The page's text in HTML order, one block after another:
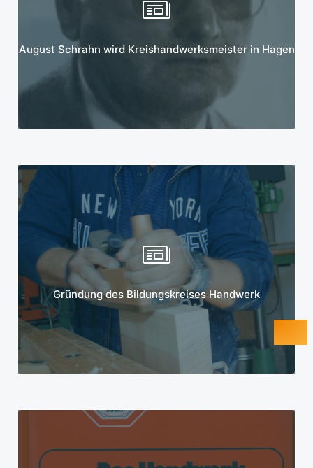
August Schrahn wird Kreishandwerksmeister in Hagen
Gründung des Bildungskreises Handwerk
Mehr erfahren